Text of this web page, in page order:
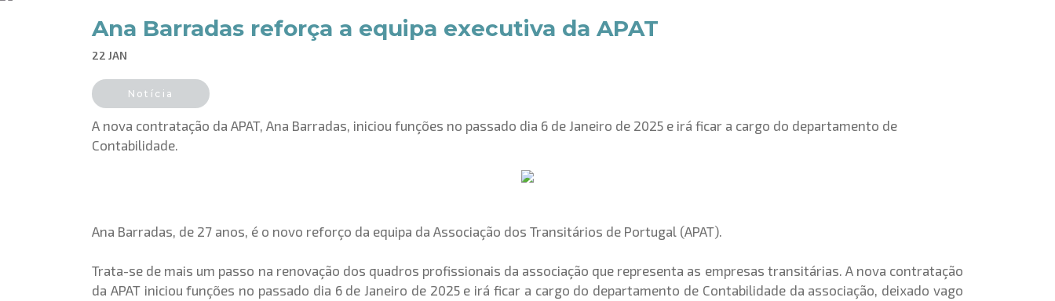
Ana Barradas reforça a equipa executiva da APAT
22 JAN
Notícia
A nova contratação da APAT, Ana Barradas, iniciou funções no passado dia 6 de Janeiro de 2025 e irá ficar a cargo do departamento de
Contabilidade.
Ana Barradas, de 27 anos, é o novo reforço da equipa da Associação dos Transitários de Portugal (APAT).
Trata-se de mais um passo na renovação dos quadros profissionais da associação que representa as empresas transitárias. A nova contratação
da APAT iniciou funções no passado dia 6 de Janeiro de 2025 e irá ficar a cargo do departamento de Contabilidade da associação, deixado vago